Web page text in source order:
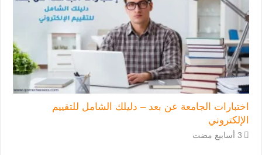
اختبارات الجامعة عن بعد – دليلك الشامل للتقييم
الإلكتروني